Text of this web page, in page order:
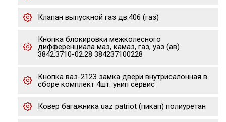
Клапан выпускной газ дв.406 (газ)
Кнопка блокировки межколесного
дифференциала маз, камаз, газ, уаз (ав)
3842.3710-02.28 384237100228
Кнопка ваз-2123 замка двери внутрисалонная в
сборе комплект 4шт. унип сервис
Ковер багажника uaz patriot (пикап) полиуретан